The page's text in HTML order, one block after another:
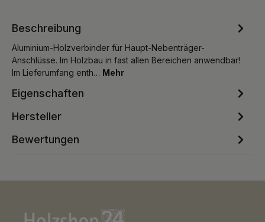
Beschreibung
Aluminium-Holzverbinder für Haupt-Nebenträger-
Anschlüsse. Im Holzbau in fast allen Bereichen anwendbar!
Im Lieferumfang enth… Mehr
Eigenschaften
Hersteller
Bewertungen